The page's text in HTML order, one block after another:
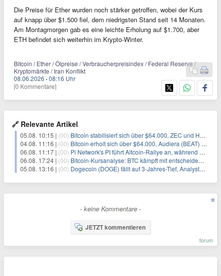
Die Preise für Ether wurden noch stärker getroffen, wobei der Kurs
auf knapp über $1.500 fiel, dem niedrigsten Stand seit 14 Monaten.
Am Montagmorgen gab es eine leichte Erholung auf $1.700, aber
ETH befindet sich weiterhin im Krypto-Winter.
Bitcoin / Ether / Ölpreise / Verbraucherpreisindex / Federal Reserve /
Kryptomärkte / Iran Konflikt
08.06.2026 ·08:16 Uhr
[0 Kommentare]
🔗 Relevante Artikel
05.08. 10:15 | (00) Bitcoin stabilisiert sich über $64.000, ZEC und HYPE mit starken Kursgewinnen
04.08. 11:16 | (00) Bitcoin erholt sich über $64.000, Audiera (BEAT) fällt erneut
06.08. 11:17 | (00) Pi Network's PI führt Altcoin-Rallye an, während Bitcoin $65.000 anpeilt
06.08. 17:24 | (00) Bitcoin-Kursanalyse: BTC kämpft mit entscheidender $65K-Hürde, während sich ein Liquidationscluster aufbaut
05.08. 13:16 | (00) Dogecoin (DOGE) fällt auf 3-Jahres-Tief, Analysten erwarten jedoch baldige Erholung
- keine Kommentare -
JETZT kommentieren
forum